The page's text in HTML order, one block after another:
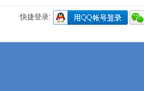
快捷登录: